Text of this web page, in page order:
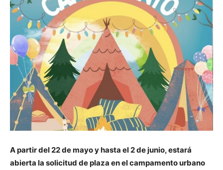
A partir del 22 de mayo y hasta el 2 de junio, estará
abierta la solicitud de plaza en el campamento urbano